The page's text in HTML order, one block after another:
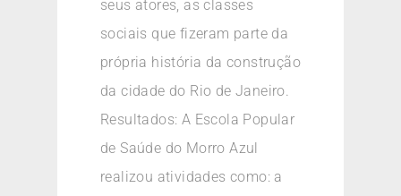
seus atores, as classes
sociais que fizeram parte da
própria história da construção
da cidade do Rio de Janeiro.
Resultados: A Escola Popular
de Saúde do Morro Azul
realizou atividades como: a